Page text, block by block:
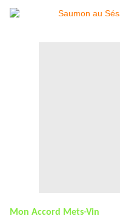
Mon Accord Mets-Vin